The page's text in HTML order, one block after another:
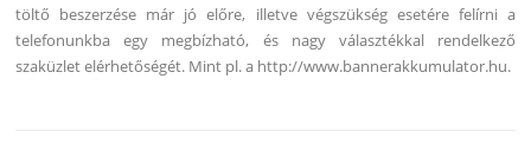
töltő beszerzése már jó előre, illetve végszükség esetére felírni a
telefonunkba egy megbízható, és nagy választékkal rendelkező
szaküzlet elérhetőségét. Mint pl. a http://www.bannerakkumulator.hu.